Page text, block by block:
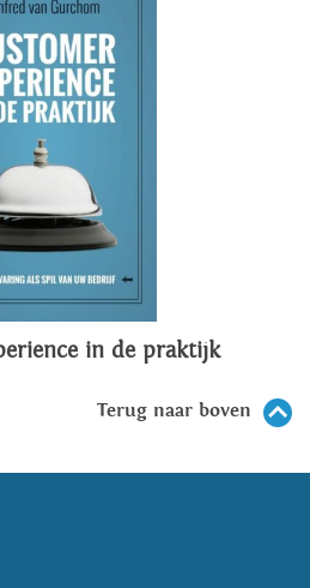
in de praktijk
Terug naar boven